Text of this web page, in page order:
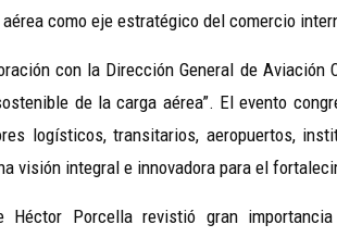
como eje estratégico del comercio
con la Dirección General de Aviación
de la carga aérea”. El evento
logísticos, transitarios, aeropuertos,
visión integral e innovadora para el
Héctor Porcella revistió gran